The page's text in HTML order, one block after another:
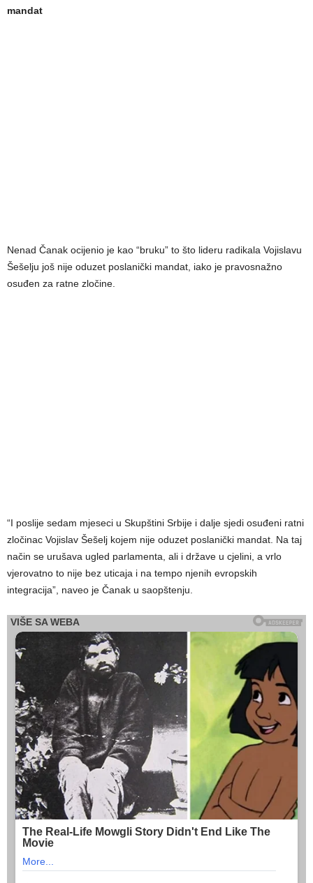
mandat
Nenad Čanak ocijenio je kao “bruku” to što lideru radikala Vojislavu
Šešelju još nije oduzet poslanički mandat, iako je pravosnažno
osuđen za ratne zločine.
“I poslije sedam mjeseci u Skupštini Srbije i dalje sjedi osuđeni ratni
zločinac Vojislav Šešelj kojem nije oduzet poslanički mandat. Na taj
način se urušava ugled parlamenta, ali i države u cjelini, a vrlo
vjerovatno to nije bez uticaja i na tempo njenih evropskih
integracija”, naveo je Čanak u saopštenju.